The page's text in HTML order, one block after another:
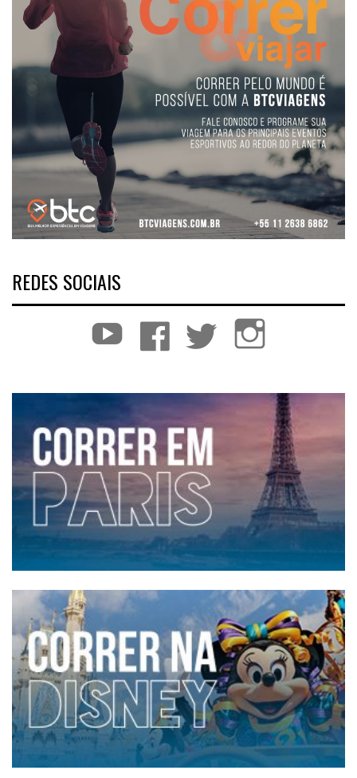
REDES SOCIAIS
YouTube Facebook Twitter